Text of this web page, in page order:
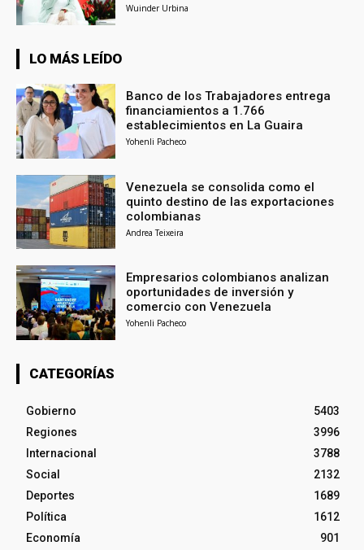
Wuinder Urbina
LO MÁS LEÍDO
Banco de los Trabajadores entrega
financiamientos a 1.766
establecimientos en La Guaira
Yohenli Pacheco
Venezuela se consolida como el
quinto destino de las exportaciones
colombianas
Andrea Teixeira
Empresarios colombianos analizan
oportunidades de inversión y
comercio con Venezuela
Yohenli Pacheco
CATEGORÍAS
Gobierno
5403
Regiones
3996
Internacional
3788
Social
2132
Deportes
1689
Política
1612
Economía
901